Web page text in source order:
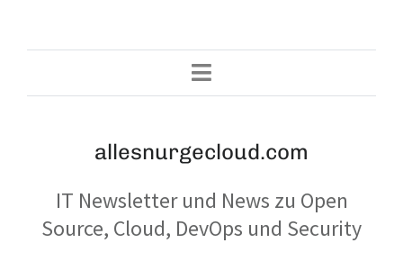
allesnurgecloud.com
IT Newsletter und News zu Open
Source, Cloud, DevOps und Security